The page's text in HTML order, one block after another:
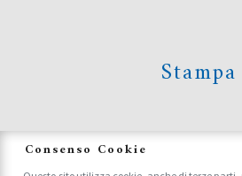
Stampa
Consenso Cookie